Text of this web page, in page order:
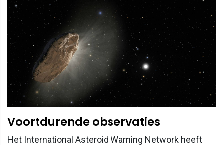
Voortdurende observaties
Het International Asteroid Warning Network heeft